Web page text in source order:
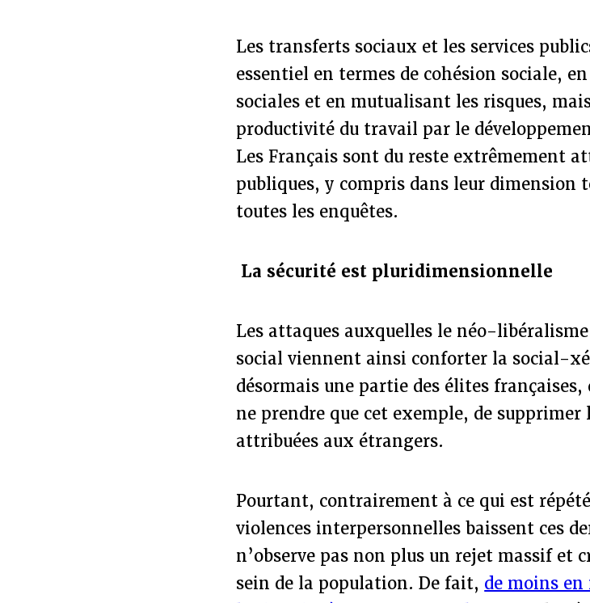
Les transferts sociaux et les services
essentiel en termes de cohésion sociale,
sociales et en mutualisant les risques,
productivité du travail par le
Les Français sont du reste extrêmement
publiques, y compris dans leur
toutes les enquêtes.
La sécurité est pluridimensionnelle
Les attaques auxquelles le néo-
social viennent ainsi conforter la social-
désormais une partie des élites
ne prendre que cet exemple, de supprimer
attribuées aux étrangers.
Pourtant, contrairement à ce qui est
violences interpersonnelles baissent ces
n’observe pas non plus un rejet massif et
sein de la population. De fait, de moins